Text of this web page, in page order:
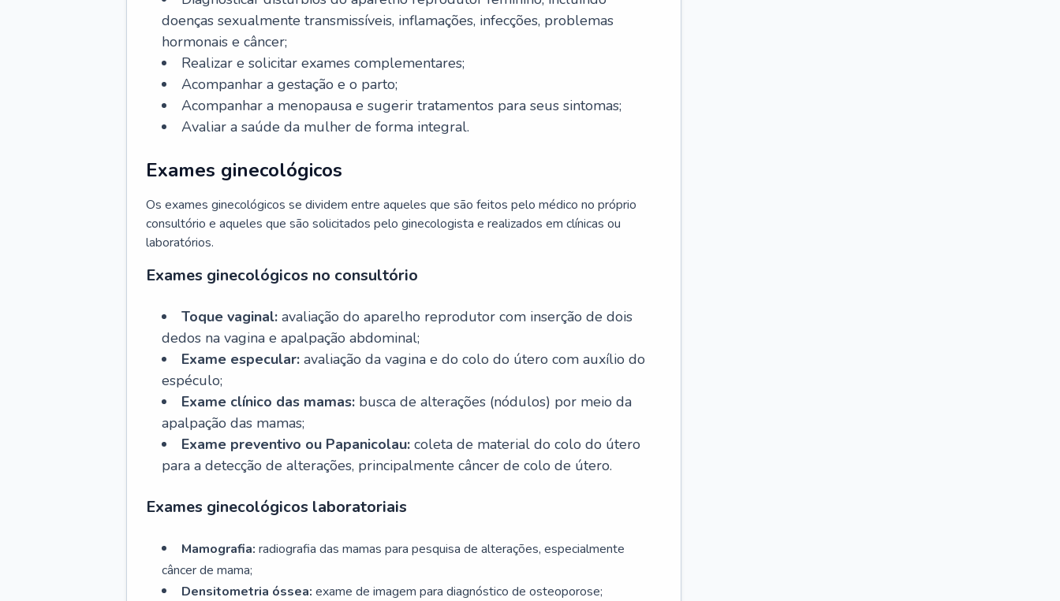
doenças sexualmente transmissíveis, inflamações, infecções, problemas
hormonais e câncer;
Realizar e solicitar exames complementares;
Acompanhar a gestação e o parto;
Acompanhar a menopausa e sugerir tratamentos para seus sintomas;
Avaliar a saúde da mulher de forma integral.
Exames ginecológicos
Os exames ginecológicos se dividem entre aqueles que são feitos pelo médico no próprio
consultório e aqueles que são solicitados pelo ginecologista e realizados em clínicas ou
laboratórios.
Exames ginecológicos no consultório
Toque vaginal: avaliação do aparelho reprodutor com inserção de dois
dedos na vagina e apalpação abdominal;
Exame especular: avaliação da vagina e do colo do útero com auxílio do
espéculo;
Exame clínico das mamas: busca de alterações (nódulos) por meio da
apalpação das mamas;
Exame preventivo ou Papanicolau: coleta de material do colo do útero
para a detecção de alterações, principalmente câncer de colo de útero.
Exames ginecológicos laboratoriais
Mamografia: radiografia das mamas para pesquisa de alterações, especialmente
câncer de mama;
Densitometria óssea: exame de imagem para diagnóstico de osteoporose;